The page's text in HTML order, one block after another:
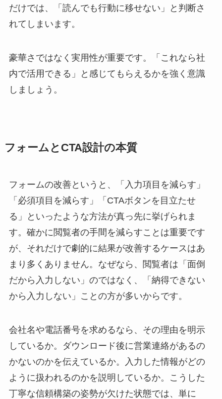
だけでは、「読んでも行動に移せない」と判断さ
れてしまいます。
豪華さではなく実用性が重要です。「これなら社
内で活用できる」と感じてもらえるかを強く意識
しましょう。
フォームとCTA設計の本質
フォームの改善というと、「入力項目を減らす」
「必須項目を減らす」「CTAボタンを目立たせ
る」といったような方法が真っ先に挙げられま
す。確かに閲覧者の手間を減らすことは重要です
が、それだけで劇的に結果が改善するケースはあ
まり多くありません。なぜなら、閲覧者は「面倒
だから入力しない」のではなく、「納得できない
から入力しない」ことの方が多いからです。
会社名や電話番号を求めるなら、その理由を明示
しているか。ダウンロード後に営業連絡があるの
かないのかを伝えているか。入力した情報がどの
ように扱われるのかを説明しているか。こうした
丁寧な信頼構築の姿勢が欠けた状態では、単に